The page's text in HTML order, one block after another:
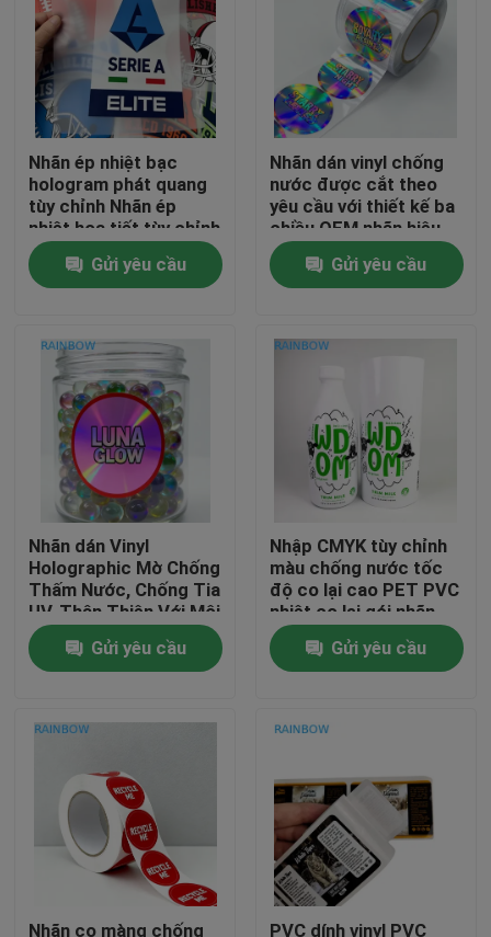
Sản phẩm
Về chúng tôi
Liên hệ với chúng tôi
Tin tức
Các vụ án
Yêu cầu Đặt giá
Bao bì nhựa
Bao bì túi snack
Bao bì túi
Nhãn ép nhiệt bạc
hologram phát quang
tùy chỉnh Nhãn ép
nhiệt họa tiết tùy chỉnh
Nhãn quần áo truyền
nhiệt
Gửi yêu cầu
Nhãn dán vinyl chống
nước được cắt theo
yêu cầu với thiết kế ba
chiều OEM nhãn hiệu
dán cho quà tặng &
thủ côngGửi yêu cầu
Nhãn dán Vinyl
Holographic Mờ Chống
Thấm Nước, Chống Tia
UV, Thân Thiện Với Môi
Trường, Cắt Theo Yêu
Cầu cho Thủ Công
Công Nghiệp
Gửi yêu cầu
Nhập CMYK tùy chỉnh
màu chống nước tốc
độ co lại cao PET PVC
nhiệt co lại gói nhãn
cho chai thủy tinh
Gửi yêu cầu
Nhãn co màng chống PVC dính vinyl PVC